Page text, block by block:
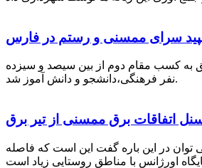
سرای ممسنی و رستم در فارس
به کسب مقام دوم از بین سیصد و سیزده
نفر فرهنگی،دانشجو و دانش آموز شد.
اتفاقات برق ممسنی از تیر برق
در این باره گفت این است که فاصله